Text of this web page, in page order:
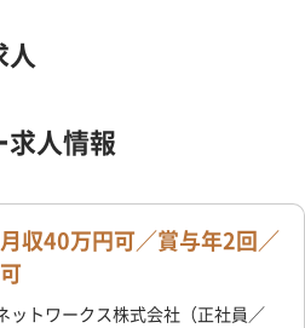
人
人情報
収40万円可／賞与年2回／
ットワークス株式会社（正社員／